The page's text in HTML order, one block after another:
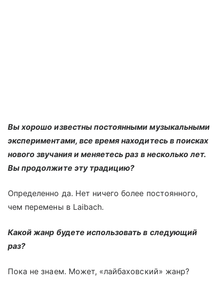
Вы хорошо известны постоянными музыкальными
экспериментами, все время находитесь в поисках
нового звучания и меняетесь раз в несколько лет.
Вы продолжите эту традицию?
Определенно да. Нет ничего более постоянного,
чем перемены в Laibach.
Какой жанр будете использовать в следующий
раз?
Пока не знаем. Может, «лайбаховский» жанр?